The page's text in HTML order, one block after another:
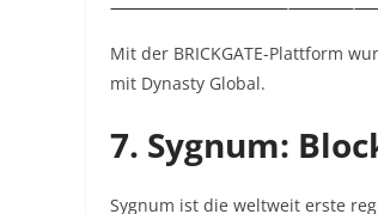
Mit der BRICKGATE-Plattform
mit Dynasty Global.
7. Sygnum:
Sygnum ist die weltweit erste